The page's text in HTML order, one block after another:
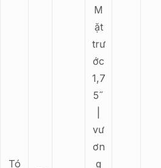
Tó
M
ặt
trư
ớc
1,7
5˝
vư
ơn
g